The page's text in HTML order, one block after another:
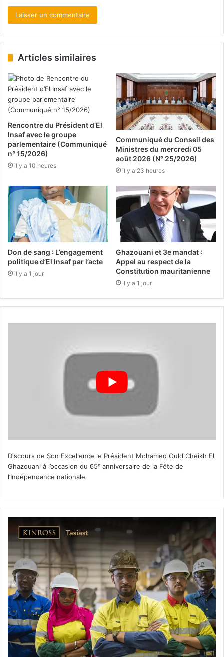
Articles similaires
Rencontre du Président d’El
Insaf avec le groupe
parlementaire (Communiqué
n° 15/2026)
il y a 10 heures
Communiqué du Conseil des
Ministres du mercredi 05
août 2026 (N° 25/2026)
il y a 23 heures
Don de sang : L’engagement
politique d’El Insaf par l’acte
il y a 1 jour
Ghazouani et 3e mandat :
Appel au respect de la
Constitution mauritanienne
il y a 1 jour
Discours de Son Excellence le Président Mohamed Ould Cheikh El
Ghazouani à l’occasion du 65ᵉ anniversaire de la Fête de
l’Indépendance nationale